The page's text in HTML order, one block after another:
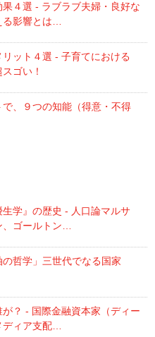
４選 - ラブラブ夫婦・良好な
る影響とは…
ット４選 - 子育てにおける
ゴい！
、９つの知能（得意・不得
学』の歴史 - 人口論マルサ
、ゴールトン…
哲学」三世代でなる国家
？ - 国際金融資本家（ディー
ディア支配…